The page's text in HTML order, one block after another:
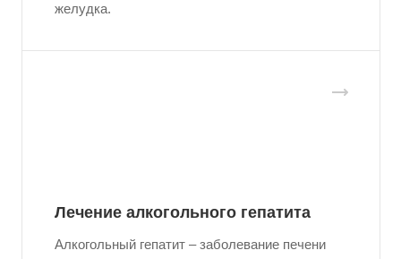
желудка.
Лечение алкогольного гепатита
Алкогольный гепатит – заболевание печени